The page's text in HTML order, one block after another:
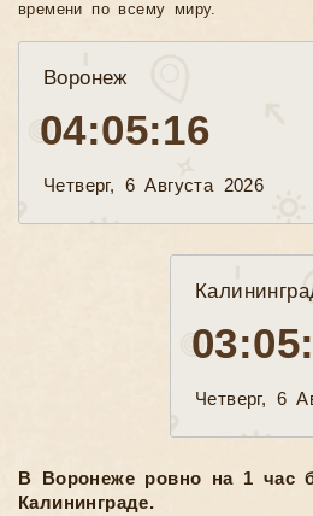
времени по всему миру.
Воронеж
04:05:18
Четверг, 6 Августа 2026
Четверг, 6
В Воронеже ровно на 1 час
Калининграде.